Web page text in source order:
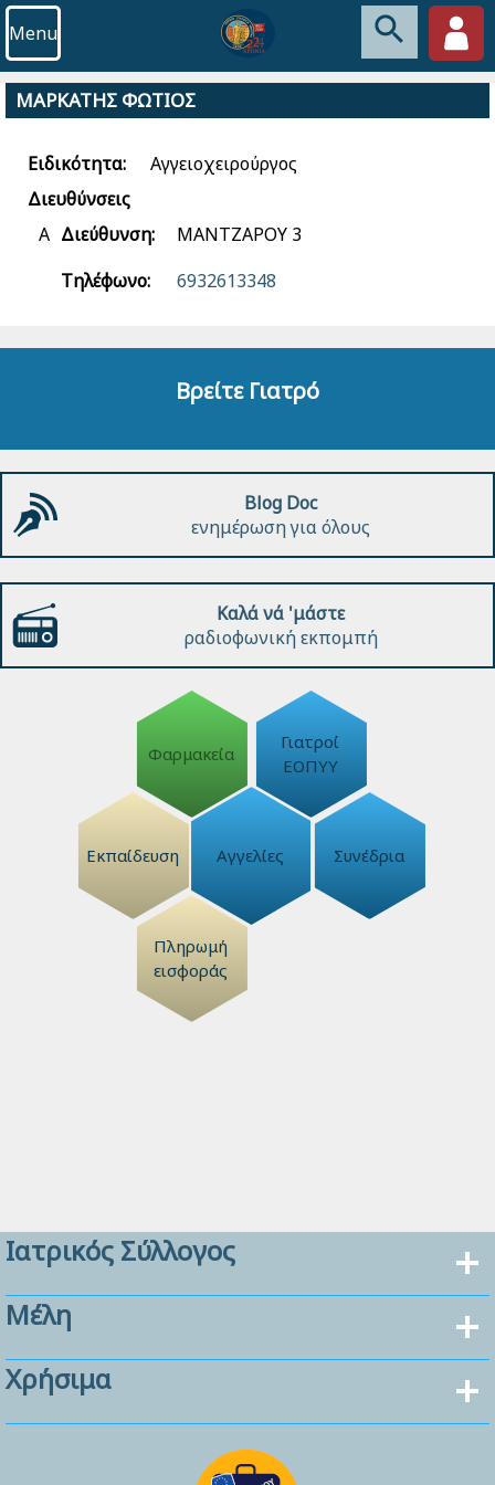
Menu
ΜΑΡΚΑΤΗΣ ΦΩΤΙΟΣ
Ειδικότητα:
Αγγειοχειρούργος
Διευθύνσεις
Α Διεύθυνση:
ΜΑΝΤΖΑΡΟΥ 3
Τηλέφωνο:
6932613348
Βρείτε Γιατρό
Blog Doc
ενημέρωση για όλους
Καλά νά 'μάστε
ραδιοφωνική εκπομπή
Φαρμακεία
Γιατροί
ΕΟΠΥΥ
Εκπαίδευση Αγγελίες Συνέδρια
Πληρωμή
εισφοράς
Ιατρικός Σύλλογος
Μέλη
Χρήσιμα